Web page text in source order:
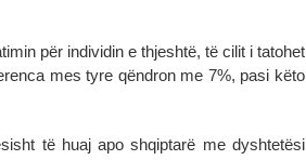
për individin e thjeshtë, të cilit i tatohet
mes tyre qëndron me 7%, pasi këto
të huaj apo shqiptarë me dyshtetësi